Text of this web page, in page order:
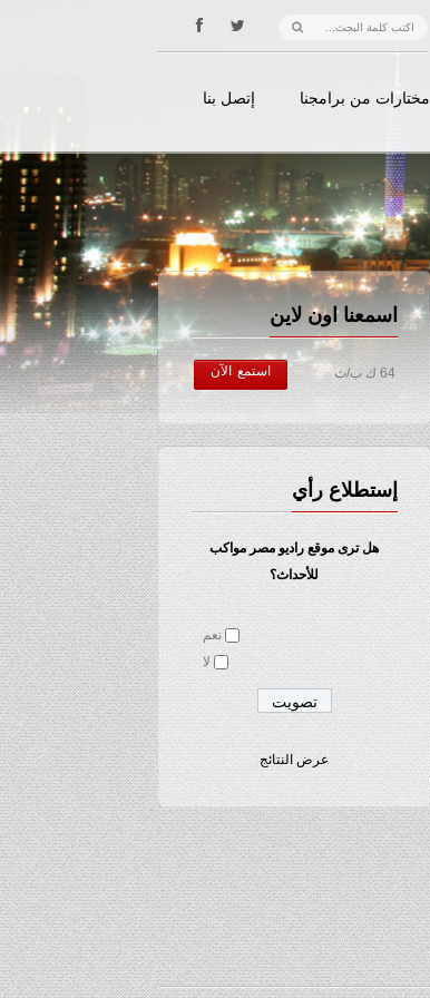
مختارات من برامجنا إتصل بنا
اسمعنا اون لاين
64 ك ب/ث استمع الآن
إستطلاع رأي
هل ترى موقع راديو مصر مواكب
للأحداث؟
نعم
لا
عرض النتائج